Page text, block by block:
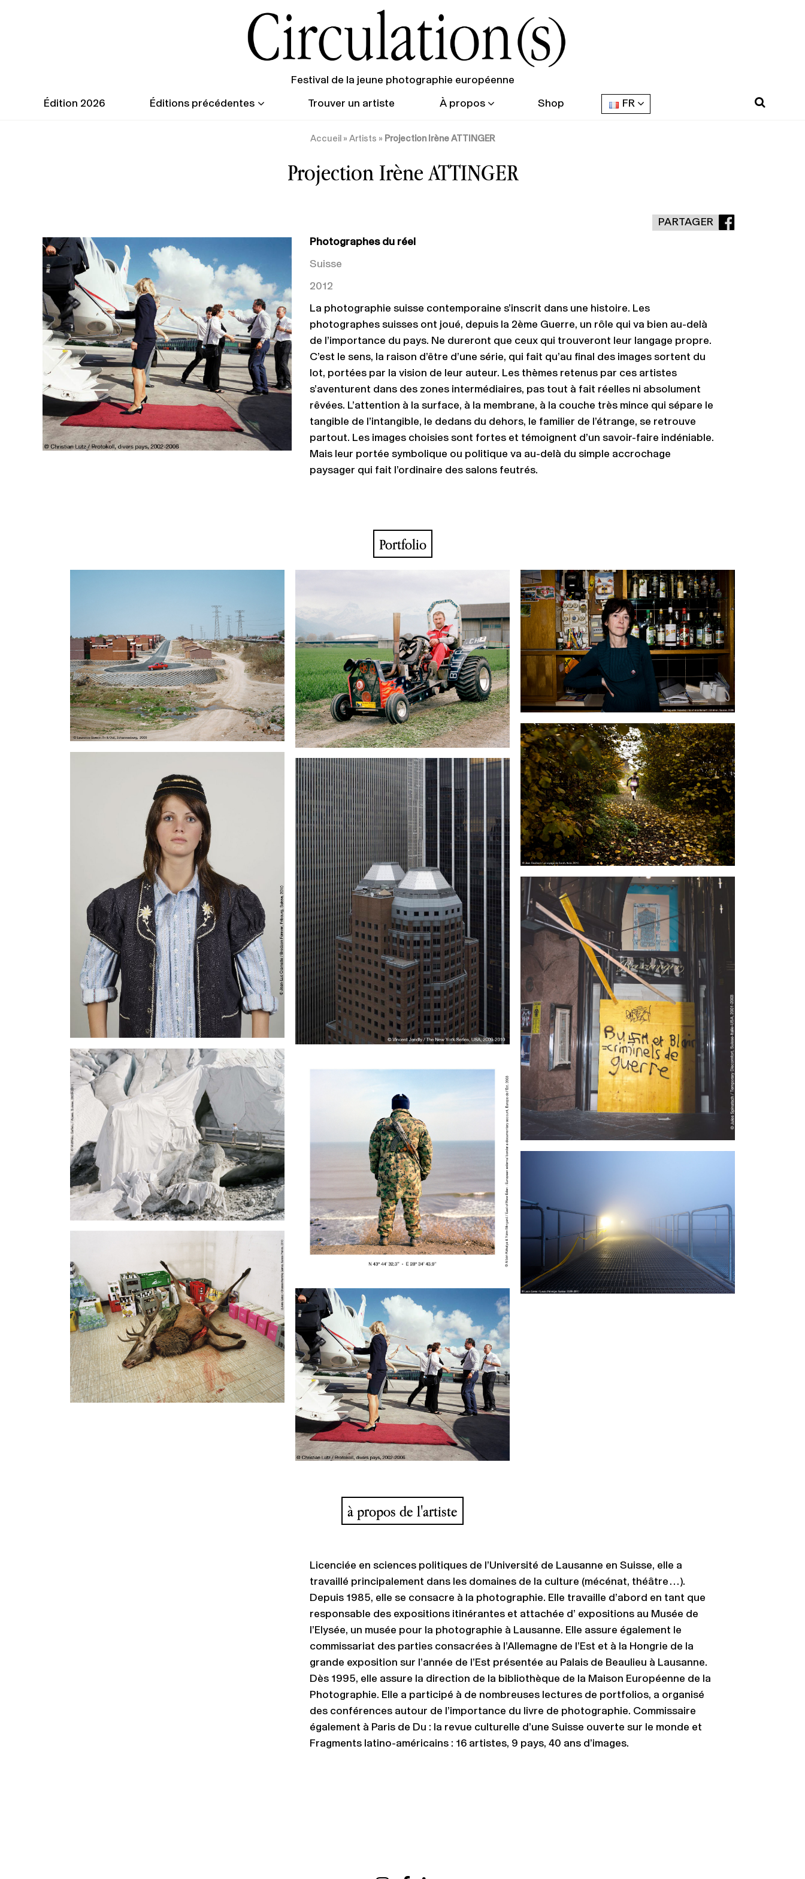
Festival de la jeune photographie européenne
Édition 2026 Éditions précédentes Trouver un artiste À propos Shop FR
Accueil » Artists » Projection Irène ATTINGER
Projection Irène ATTINGER
PARTAGER
Photographes du réel
Suisse
2012
La photographie suisse contemporaine s’inscrit dans une histoire. Les
photographes suisses ont joué, depuis la 2ème Guerre, un rôle qui va bien au-delà
de l’importance du pays. Ne dureront que ceux qui trouveront leur langage propre.
C’est le sens, la raison d’être d’une série, qui fait qu’au final des images sortent du
lot, portées par la vision de leur auteur. Les thèmes retenus par ces artistes
s’aventurent dans des zones intermédiaires, pas tout à fait réelles ni absolument
rêvées. L’attention à la surface, à la membrane, à la couche très mince qui sépare le
tangible de l’intangible, le dedans du dehors, le familier de l’étrange, se retrouve
partout. Les images choisies sont fortes et témoignent d’un savoir-faire indéniable.
Mais leur portée symbolique ou politique va au-delà du simple accrochage
paysager qui fait l’ordinaire des salons feutrés.
Portfolio
à propos de l'artiste
Licenciée en sciences politiques de l’Université de Lausanne en Suisse, elle a
travaillé principalement dans les domaines de la culture (mécénat, théâtre…).
Depuis 1985, elle se consacre à la photographie. Elle travaille d’abord en tant que
responsable des expositions itinérantes et attachée d’ expositions au Musée de
l’Elysée, un musée pour la photographie à Lausanne. Elle assure également le
commissariat des parties consacrées à l’Allemagne de l’Est et à la Hongrie de la
grande exposition sur l’année de l’Est présentée au Palais de Beaulieu à Lausanne.
Dès 1995, elle assure la direction de la bibliothèque de la Maison Européenne de la
Photographie. Elle a participé à de nombreuses lectures de portfolios, a organisé
des conférences autour de l’importance du livre de photographie. Commissaire
également à Paris de Du : la revue culturelle d’une Suisse ouverte sur le monde et
Fragments latino-américains : 16 artistes, 9 pays, 40 ans d’images.